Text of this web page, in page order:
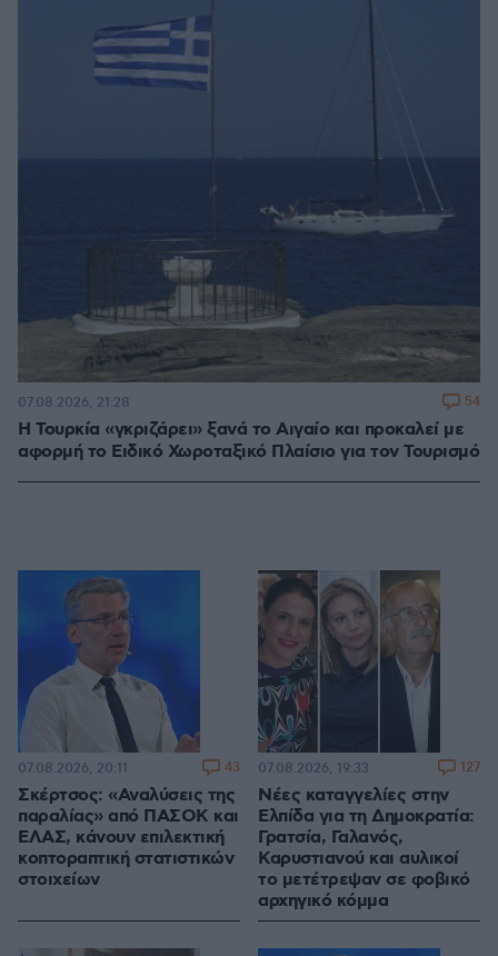
Η Τουρκία «γκριζάρει» ξανά το Αιγαίο και προκαλεί με
αφορμή το Ειδικό Χωροταξικό Πλαίσιο για τον Τουρισμό
07.08.2026, 21:28 54
Σκέρτσος: «Αναλύσεις της
παραλίας» από ΠΑΣΟΚ και
ΕΛΑΣ, κάνουν επιλεκτική
κοπτοραπτική στατιστικών
στοιχείων
07.08.2026, 20:11 43
Νέες καταγγελίες στην
Ελπίδα για τη Δημοκρατία:
Γρατσία, Γαλανός,
Καρυστιανού και αυλικοί
το μετέτρεψαν σε φοβικό
αρχηγικό κόμμα
07.08.2026, 19:33 127